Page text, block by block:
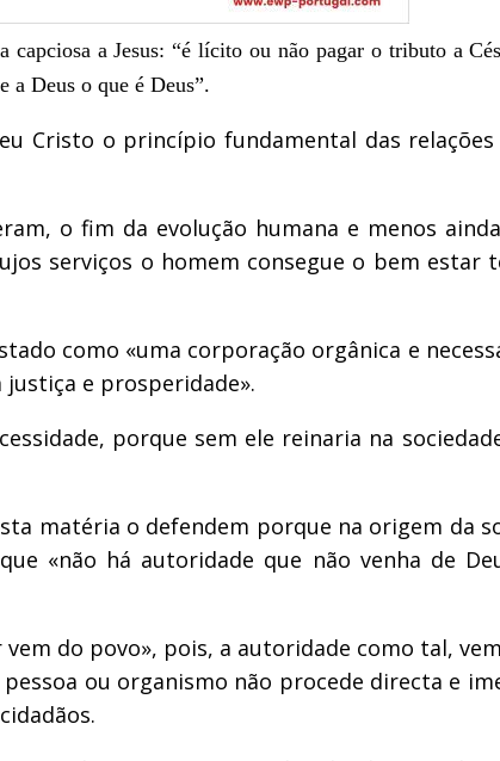
a Jesus: “é lícito ou não pagar o tributo a
a Deus o que é Deus”.
Cristo o princípio fundamental das
o fim da evolução humana e menos
serviços o homem consegue o bem estar
como «uma corporação orgânica e
e prosperidade».
porque sem ele reinaria na
matéria o defendem porque na origem da
«não há autoridade que não venha de
do povo», pois, a autoridade como tal,
ou organismo não procede directa e